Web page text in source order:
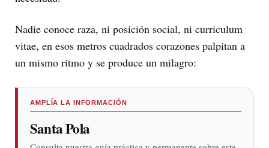
Nadie conoce raza, ni posición social, ni curriculum
vitae, en esos metros cuadrados corazones palpitan a
un mismo ritmo y se produce un milagro:
AMPLÍA LA INFORMACIÓN
Santa Pola